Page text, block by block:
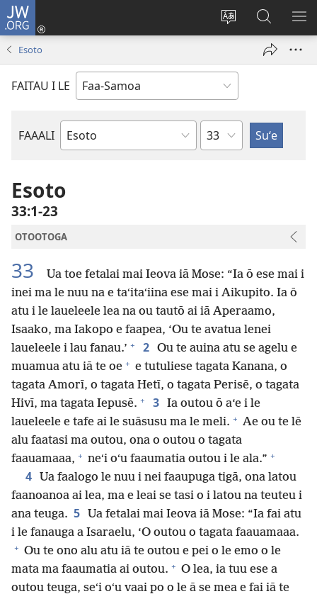
JW.ORG
Sui
gagana
o
le
tafaʻilagi
Log
isi
Suʻe
le
Esoto
FAITAU I LE
FAAALI
Tusi
Tusi
Mataupu
Esoto
33:1-23
OTOOTOGA
33
Ua toe fetalai mai Ieova iā Mose: “Ia ō ese mai i
inei ma le nuu na e taʻitaʻiina ese mai i Aikupito. Ia ō
atu i le laueleele lea na ou tautō ai iā Aperaamo,
Isaako, ma Iakopo e faapea, ‘Ou te avatua lenei
laueleele i lau fanau.’ + 2 Ou te auina atu se agelu e
muamua atu iā te oe + e tutuliese tagata Kanana, o
tagata Amorī, o tagata Hetī, o tagata Perisē, o tagata
Hivī, ma tagata Iepusē. + 3 Ia outou ō a‘e i le
laueleele e tafe ai le suāsusu ma le meli. + Ae ou te lē
alu faatasi ma outou, ona o outou o tagata
faauamaaa, + neʻi oʻu faaumatia outou i le ala.” +
4
Ua faalogo le nuu i nei faaupuga tigā, ona latou
faanoanoa ai lea, ma e leai se tasi o i latou na teuteu i
ana teuga. 5
Ua fetalai mai Ieova iā Mose: “Ia fai atu
i le fanauga a Isaraelu, ‘O outou o tagata faauamaaa.
+ Ou te ono alu atu iā te outou e pei o le emo o le
mata ma faaumatia ai outou. + O lea, ia tuu ese a
outou teuga, seʻi oʻu vaai po o le ā se mea e fai iā te